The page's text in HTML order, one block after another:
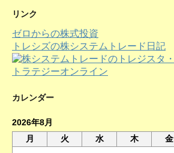
カ
ブ
リンク
ゼロからの株式投資
トレシズの株システムトレード日記
カレンダー
2026年8月
月
火 水 木 金